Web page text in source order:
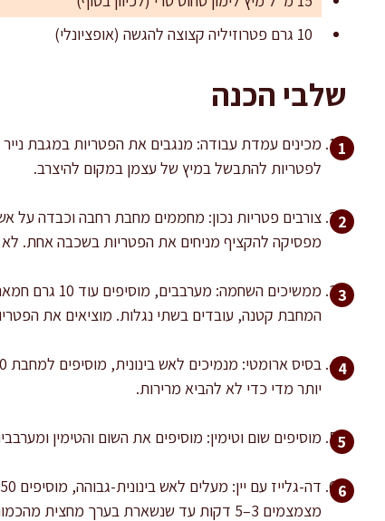
10 גרם פטרוזיליה קצוצה להגשה (אופציונלי)
שלבי הכנה
מכינים עמדת עבודה: מנגבים את הפטריות במגבת
לפטריות להתבשל במיץ של עצמן במקום להיצרב.
מפסיקה להקציף מניחים את הפטריות בשכבה אחת. לא מערבבים 2–3 דקות כדי לבנות
המחבת קטנה, עובדים בשתי נגלות. מוציאים את
יותר מדי כדי לא להביא מרירות.
מוסיפים שום וטימין: מוסיפים את השום והטימין ומערבבים 30–45 שניות בלבד. המטרה היא לפתוח ארומה, לא לצרוב את
מצמצמים 3–5 דקות עד שנשארת בערך מחצית מהכמות והריח האלכוהולי נרגע.